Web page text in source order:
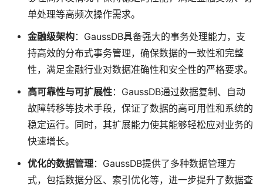
单处理等高频次操作需求。
金融级架构：GaussDB具备强大的事务处理能力，支
持高效的分布式事务管理，确保数据的一致性和完整
性，满足金融行业对数据准确性和安全性的严格要求。
高可靠性与可扩展性：GaussDB通过数据复制、自动
故障转移等技术手段，保证了数据的高可用性和系统的
稳定运行。同时，其扩展能力使其能够轻松应对业务的
快速增长。
优化的数据管理：GaussDB提供了多种数据管理方
式，包括数据分区、索引优化等，进一步提升了数据查